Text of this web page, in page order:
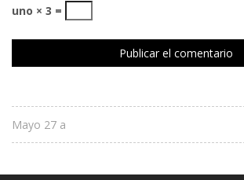
uno × 3 =
Mayo 27 a